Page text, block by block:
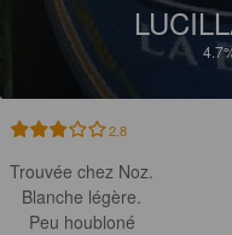
2.8
Trouvée chez Noz.
Blanche légère.
Peu houbloné